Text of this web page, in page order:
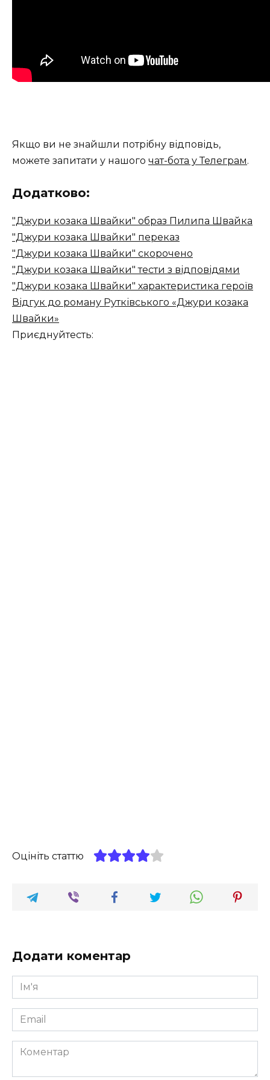
Якщо ви не знайшли потрібну відповідь,
можете запитати у нашого чат-бота у Телеграм.
Додатково:
"Джури козака Швайки" образ Пилипа Швайка
"Джури козака Швайки" переказ
"Джури козака Швайки" скорочено
"Джури козака Швайки" тести з відповідями
"Джури козака Швайки" характеристика героїв
Відгук до роману Рутківського «Джури козака
Швайки»
Приєднуйтесть:
Оцініть статтю
Додати коментар
Ім'я
*
Email
*
Коментар